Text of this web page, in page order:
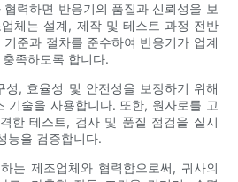
력하면 반응기의 품질과 신뢰성을 보
체는 설계, 제작 및 테스트 과정 전반
준과 절차를 준수하여 반응기가 업계
족하도록 합니다.
성, 효율성 및 안전성을 보장하기 위해
기술을 사용합니다. 또한, 원자로를 고
한 테스트, 검사 및 품질 점검을 실시
능을 검증합니다.
는 제조업체와 협력함으로써, 귀사의